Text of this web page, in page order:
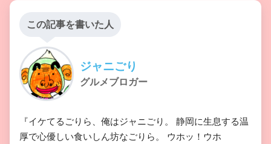
この記事を書いた人
ジャニごり
グルメブロガー
『イケてるごりら、俺はジャニごり。 静岡に生息する温
厚で心優しい食いしん坊なごりら。 ウホッ！ウホ